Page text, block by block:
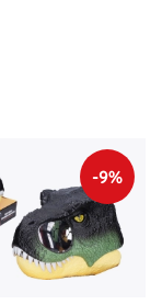
-9%